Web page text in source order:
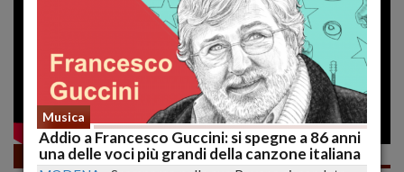
Fumetti
Musica
Addio a Francesco Guccini: si spegne a 86 anni
una delle voci più grandi della canzone italiana